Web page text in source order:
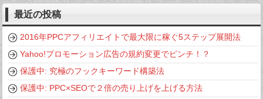
最近の投稿
2016年PPCアフィリエイトで最大限に稼ぐ5ステップ展開法
Yahoo!プロモーション広告の規約変更でピンチ！？
保護中: 究極のフックキーワード構築法
保護中: PPC×SEOで２倍の売り上げを上げる方法